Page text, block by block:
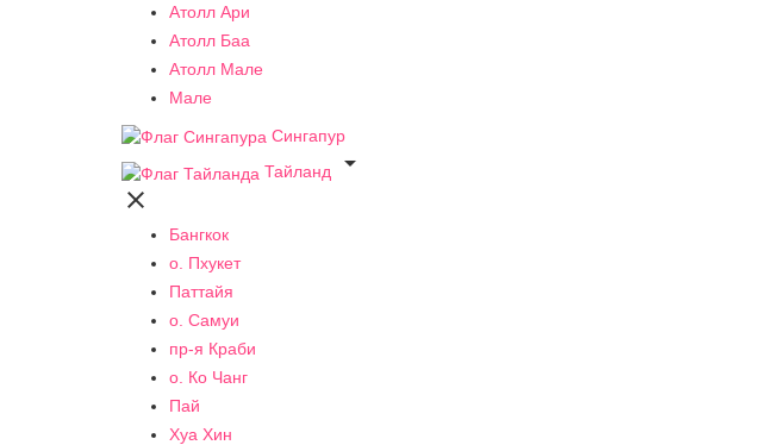
Атолл Ари
Атолл Баа
Атолл Мале
Мале
Сингапур
Тайланд


Бангкок
о. Пхукет
Паттайя
о. Самуи
пр-я Краби
о. Ко Чанг
Пай
Хуа Хин